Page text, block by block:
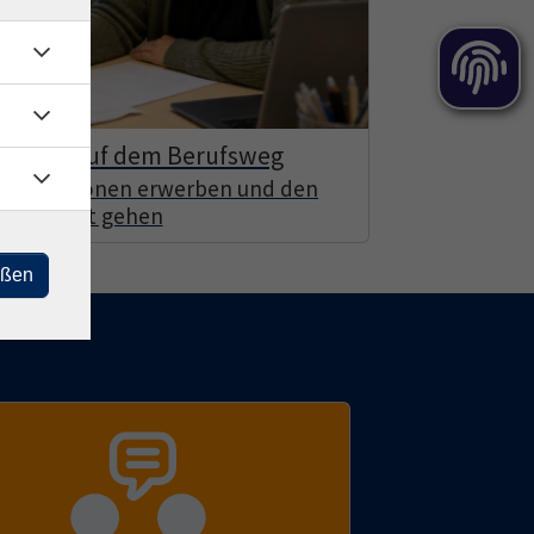
auf dem Berufsweg
erwerben und den
Schritt gehen